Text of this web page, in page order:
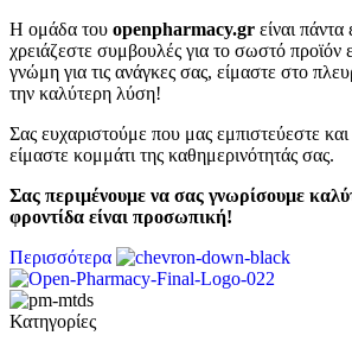
Η ομάδα του openpharmacy.gr είναι
χρειάζεστε συμβουλές για το σωστό προϊόν
γνώμη για τις ανάγκες σας, είμαστε στο
την καλύτερη λύση!
Σας ευχαριστούμε που μας εμπιστεύεστε
είμαστε κομμάτι της καθημερινότητάς σας.
Σας περιμένουμε να σας γνωρίσουμε
φροντίδα είναι προσωπική!
Περισσότερα
Κατηγορίες